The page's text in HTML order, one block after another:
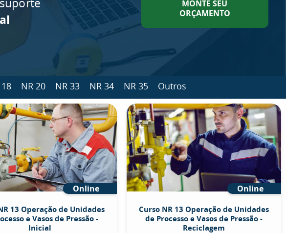
MONTE SEU
ORÇAMENTO
NR 20 NR 33 NR 34 NR 35 Outros
Online
13 Operação de Unidades
e Vasos de Pressão -
Inicial
Online
Curso NR 13 Operação de Unidades
de Processo e Vasos de Pressão -
Reciclagem